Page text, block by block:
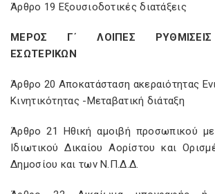
Άρθρο 19 Εξουσιοδοτικές διατάξεις
ΜΕΡΟΣ Γ΄ ΛΟΙΠΕΣ ΡΥΘΜΙΣΕΙΣ
ΕΣΩΤΕΡΙΚΩΝ
Άρθρο 20 Αποκατάσταση ακεραιότητας
Κινητικότητας -Μεταβατική διάταξη
Άρθρο 21 Ηθική αμοιβή προσωπικού
Ιδιωτικού Δικαίου Αορίστου και
Δημοσίου και των Ν.Π.Δ.Δ.